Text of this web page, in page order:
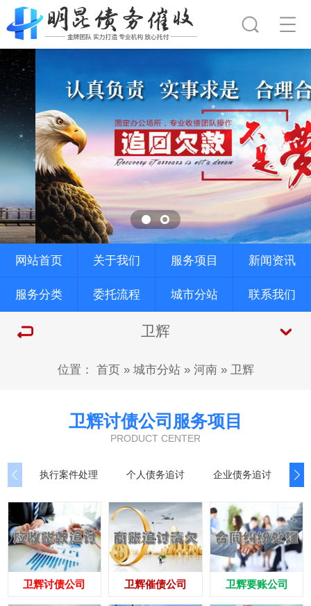
网站首页 关于我们 服务项目 新闻资讯
服务分类 委托流程 城市分站 联系我们
卫辉
位置： 首页» 城市分站» 河南» 卫辉
卫辉讨债公司服务项目
PRODUCT CENTER
执行案件处理 个人债务追讨 企业债务追讨
卫辉讨债公司 卫辉催债公司 卫辉要账公司